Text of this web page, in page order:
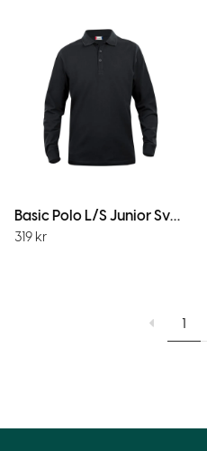
Basic Polo L/S Junior Svart
319 kr
1